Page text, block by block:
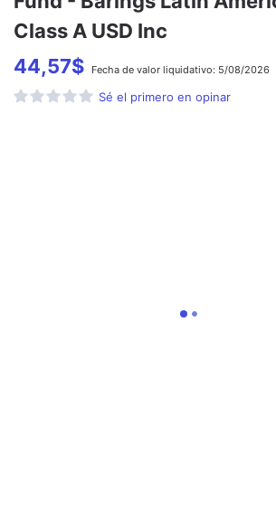
Class A USD Inc
44,57$ Fecha de valor liquidativo: 5/08/2026
Sé el primero en opinar